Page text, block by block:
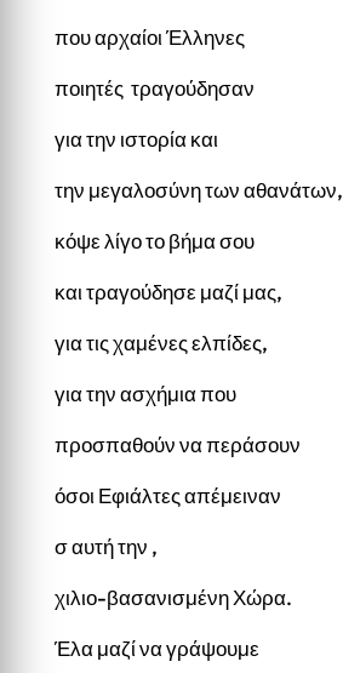
που αρχαίοι Έλληνες
ποιητές τραγούδησαν
για την ιστορία και
την μεγαλοσύνη των αθανάτων,
κόψε λίγο το βήμα σου
και τραγούδησε μαζί μας,
για τις χαμένες ελπίδες,
για την ασχήμια που
προσπαθούν να περάσουν
όσοι Εφιάλτες απέμειναν
σ αυτή την ,
χιλιο-βασανισμένη Χώρα.
Έλα μαζί να γράψουμε